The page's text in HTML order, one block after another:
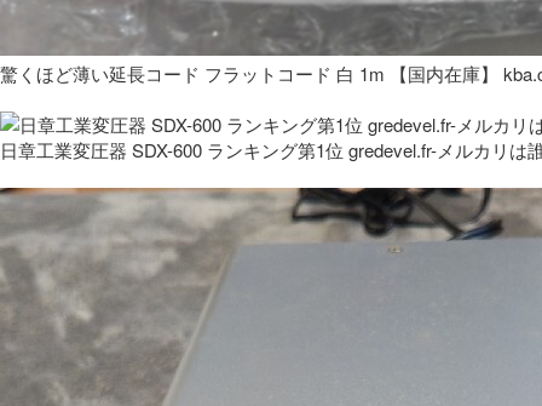
驚くほど薄い延長コード フラットコード 白 1m 【国内在庫】
日章工業変圧器 SDX-600 ランキング第1位 gredevel.fr-メルカリは